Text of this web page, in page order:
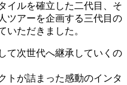
イルを確立した二代目、そ
ツアーを企画する三代目の
いただきました。
て次世代へ継承していくの
トが詰まった感動のインタ